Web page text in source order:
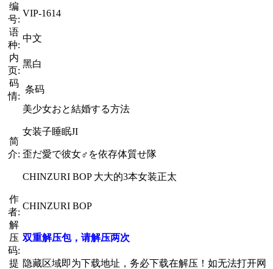
编
号:
VIP-1614
语
种:
中文
内
页:
黑白
码
情:
条码
简
介:
美少女おと結婚する方法
女装子睡眠JI
歪だ愛で彼女♂を依存体質せ隊
CHINZURI BOP 大大的3本女装正太
作
者:
CHINZURI BOP
解
压
码:
双重解压包，请解压两次
提 隐藏区域即为下载地址，务必下载在解压！如无法打开网